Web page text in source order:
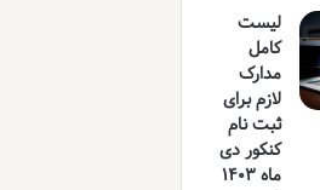
لیست
کامل
مدارک
لازم برای
ثبت نام
کنکور دی
ماه ۱۴۰۳